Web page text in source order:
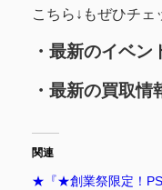
こちら↓もぜひチ
・最新のイベン
・最新の買取情
関連
★『★創業祭限定！